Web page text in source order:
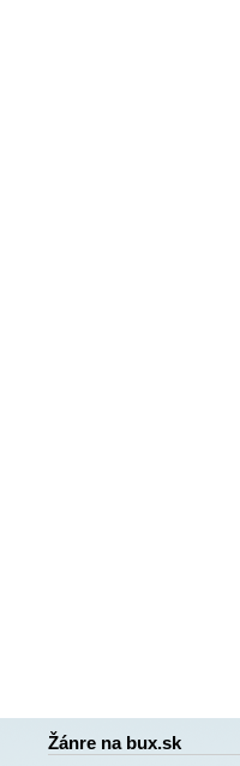
Žánre na bux.sk